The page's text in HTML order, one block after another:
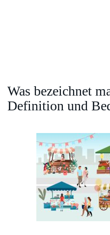
Was bezeichnet
Definition und